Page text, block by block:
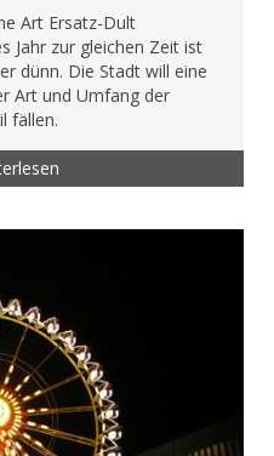
Art Ersatz-Dult
Jahr zur gleichen Zeit ist
dünn. Die Stadt will eine
Art und Umfang der
fällen.